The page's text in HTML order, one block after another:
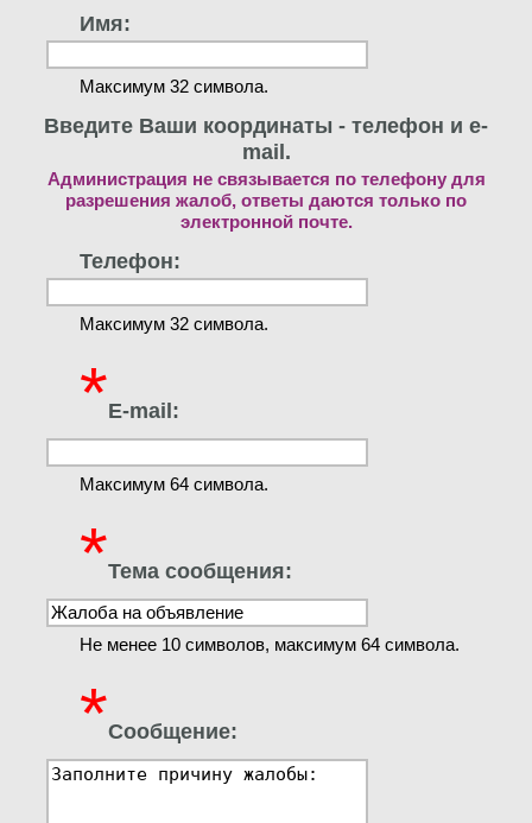
Имя:
Максимум 32 символа.
Введите Ваши координаты - телефон и e-
mail.
Администрация не связывается по телефону для
разрешения жалоб, ответы даются только по
электронной почте.
Телефон:
Максимум 32 символа.
*E-mail:
Максимум 64 символа.
*Тема сообщения:
Не менее 10 символов, максимум 64 символа.
*Сообщение: